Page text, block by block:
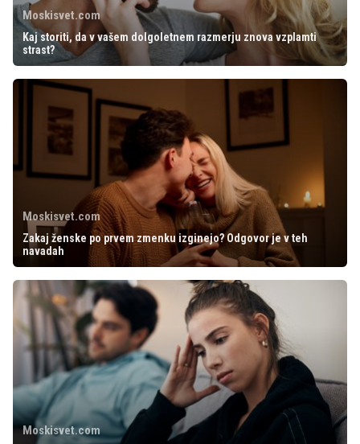
Moskisvet.com
Kaj storiti, da v vašem dolgoletnem razmerju znova vzplamti
strast?
Moskisvet.com
Zakaj ženske po prvem zmenku izginejo? Odgovor je v teh
navadah
Moskisvet.com